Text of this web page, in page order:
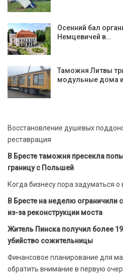
Осенний бал
Немцевичей в…
Таможня Литвы
модульные дома
Восстановление душевых
реставрация
В Бресте таможня пресекла
границу с Польшей
Когда бизнесу пора задуматься о
В Бресте на неделю ограничили
из-за реконструкции моста
Житель Пинска получил более
убийство сожительницы
Финансовое планирование для
обратить внимание в первую